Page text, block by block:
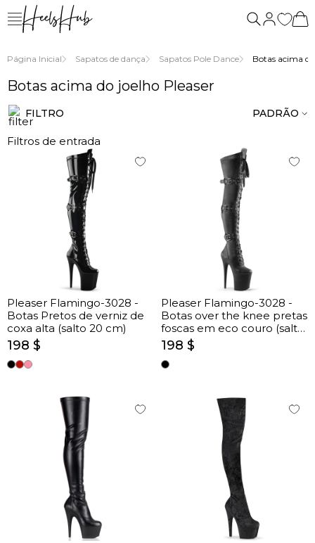
Página Inicial Sapatos de dança Sapatos Pole Dance Botas acima
Botas acima do joelho Pleaser
FILTRO PADRÃO
Filtros de entrada
Pleaser Flamingo-3028 -
Botas Pretos de verniz de
coxa alta (salto 20 cm)
198 $
Pleaser Flamingo-3028 -
Botas over the knee pretas
foscas em eco couro (salto
20 cm)
198 $